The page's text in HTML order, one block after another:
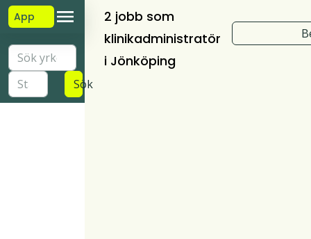
App
Sök
2 jobb som
klinikadministratör
i Jönköping